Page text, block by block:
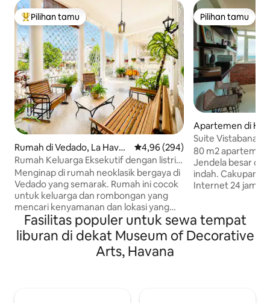
Pilihan tamu terpopuler
Pilihan tamu
Rumah di Vedado, La Havan
a
Nilai rata-rata 4,96 dari 5, 294
4,96 (294)
Rumah Keluarga Eksekutif dengan listrik
yang andal
Menginap di rumah neoklasik bergaya di
Vedado yang semarak. Rumah ini cocok
untuk keluarga dan rombongan yang
mencari kenyamanan dan lokasi yang
strategis. - Berjalan kaki ke Malecón, -
Hotel Nacional - Restoran dengan nilai
tertinggi - Aquare revolusi - Fábrica de
Arte dan masih banyak lagi. Nikmati
Pilihan tamu
Pilihan tamu
Apartemen di
Suite Vistabana.
Netflix
80 m2 apartemen pribadi dan nyaman.
Jendela besar
indah. Cakupan Wi - Fi untuk akses
Internet 24 jam.
Bluetooth
mendengarkan
Sangat aman 24
Fasilitas populer untuk sewa tempat
liburan di dekat Museum of Decorative
Arts, Havana